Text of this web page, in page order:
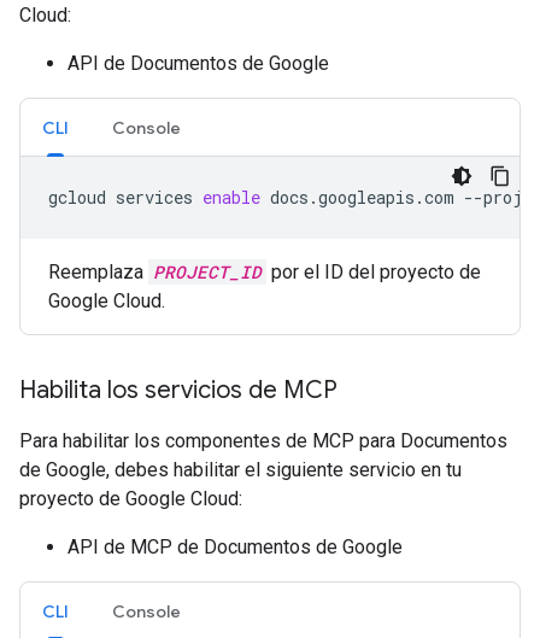
Cloud:
API de Documentos de Google
CLI Console
gcloud services enable docs.googleapis.com --
Reemplaza PROJECT_ID por el ID del proyecto de
Google Cloud.
Habilita los servicios de MCP
Para habilitar los componentes de MCP para Documentos
de Google, debes habilitar el siguiente servicio en tu
proyecto de Google Cloud:
API de MCP de Documentos de Google
CLI Console